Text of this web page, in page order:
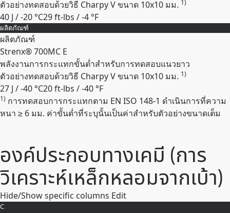
ตัวอย่างทดสอบด้วยวิธี Charpy V ขนาด 10x10 มม. 1)
40 J / -20 °C29 ft-lbs / -4 °F
Expand
ผลิตภัณฑ์
ผลิตภัณฑ์
Strenx® 700MC E
พลังงานการกระแทกขั้นต่ำสำหรับการทดสอบแนวยาว
ตัวอย่างทดสอบด้วยวิธี Charpy V ขนาด 10x10 มม. 1)
27 J / -40 °C20 ft-lbs / -40 °F
Expand
1) การทดสอบการกระแทกตาม EN ISO 148-1 ดำเนินการที่ความ
หนา ≥ 6 มม. ค่าขั้นต่ำที่ระบุนั้นเป็นค่าสำหรับตัวอย่างขนาดเต็ม
องค์ประกอบทางเคมี (การ
วิเคราะห์เหล็กหลอมจากเบ้า)
Hide/Show specific columns Edit
C